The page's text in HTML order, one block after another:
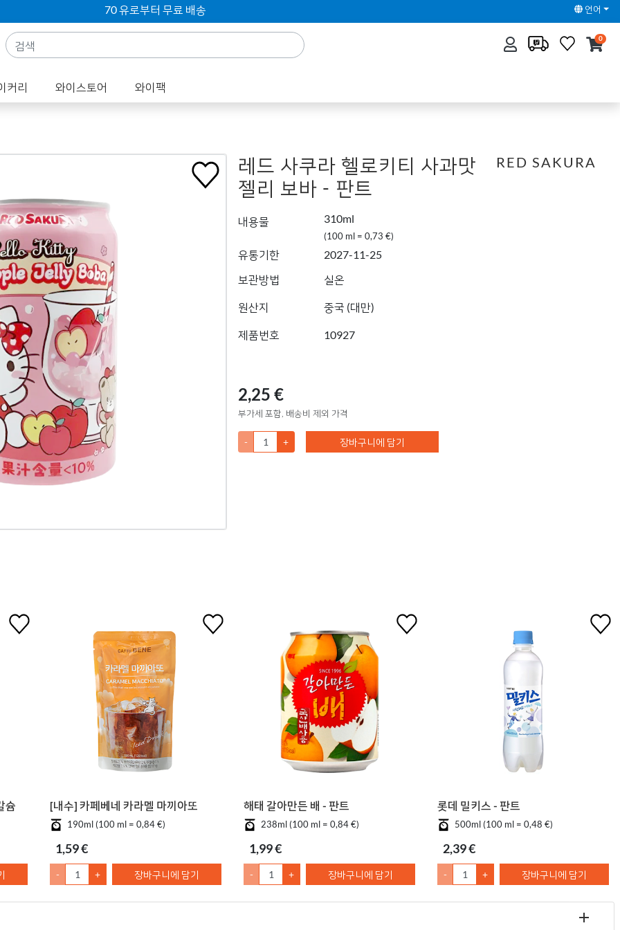
70 유로부터 무료 배송 언어
0
커리 와이스토어 와이팩
레드 사쿠라 헬로키티 사과맛
젤리 보바 - 판트
내용물 310ml
(100 ml = 0,73 €)
유통기한
2027-11-25
보관방법
실온
원산지 중국 (대만)
제품번호 10927
RED SAKURA
2,25 €
부가세 포함, 배송비 제외 가격
- + 장바구니에 담기
슘 [내수] 카페베네 카라멜 마끼아또
190ml (100 ml = 0,84 €)
1,59 €
- + 장바구니에 담기
해태 갈아만든 배 - 판트
238ml (100 ml = 0,84 €)
1,99 €
- + 장바구니에 담기
롯데 밀키스 - 판트
500ml (100 ml = 0,48 €)
2,39 €
- + 장바구니에 담기